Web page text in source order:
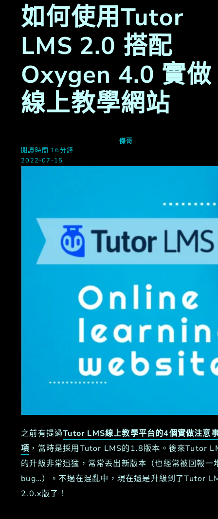
如何使用Tutor
LMS 2.0 搭配
Oxygen 4.0 實做
線上教學網站
傑哥
閱讀時間 16分鐘
2022-07-15
之前有提過Tutor LMS線上教學平台的4個實做注意
項 ，當時是採用Tutor LMS的1.8版本。後來Tutor
的升級非常迅猛，常常丟出新版本（也經常被回報一
bug…）。不過在混亂中，現在還是升級到了Tutor
2.0.x版了！